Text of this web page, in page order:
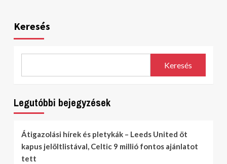
Keresés
Keresés
Legutóbbi bejegyzések
Átigazolási hírek és pletykák – Leeds United öt
kapus jelöltlistával, Celtic 9 millió fontos ajánlatot
tett